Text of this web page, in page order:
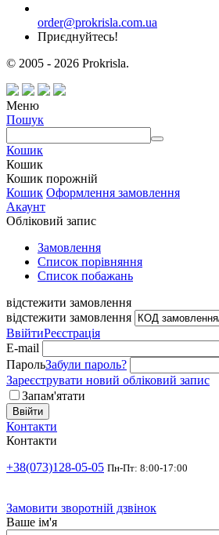
order@prokrisla.com.ua
Приєднуйтесь!
© 2005 - 2026 Prokrisla.
Меню
Пошук
Кошик
Кошик
Кошик порожній
Кошик Оформлення замовлення
Акаунт
Обліковий запис
Замовлення
Cписок порівняння
Список побажань
відстежити замовлення
відстежити замовлення
ВвійтиРеєстрація
E-mail
ПарольЗабули пароль?
Зареєструвати новий обліковий запис
Запам'ятати
Ввійти
Контакти
Контакти
+38(073)128-05-05 Пн-Пт: 8:00-17:00
Замовити зворотній дзвінок
Ваше ім'я